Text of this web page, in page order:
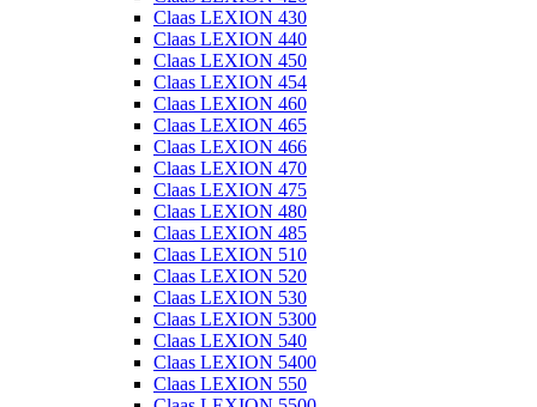
Claas LEXION 430
Claas LEXION 440
Claas LEXION 450
Claas LEXION 454
Claas LEXION 460
Claas LEXION 465
Claas LEXION 466
Claas LEXION 470
Claas LEXION 475
Claas LEXION 480
Claas LEXION 485
Claas LEXION 510
Claas LEXION 520
Claas LEXION 530
Claas LEXION 5300
Claas LEXION 540
Claas LEXION 5400
Claas LEXION 550